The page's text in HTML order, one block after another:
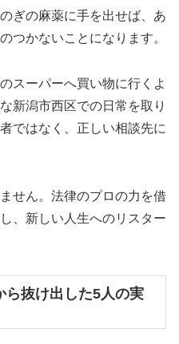
ぎの麻薬に手を出せば、あ
つかないことになります。
スーパーへ買い物に行くよ
新潟市西区での日常を取り
ではなく、正しい相談先に
せん。法律のプロの力を借
、新しい人生へのリスター
ら抜け出した5人の実